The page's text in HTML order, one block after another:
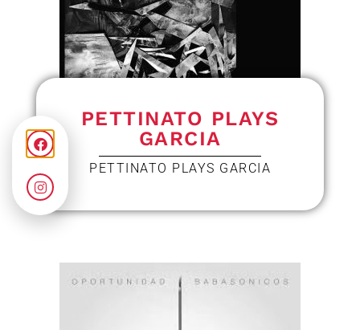
PETTINATO PLAYS
GARCIA
PETTINATO PLAYS GARCIA